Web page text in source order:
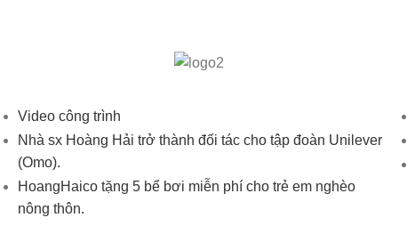
Video công trình
Nhà sx Hoàng Hải trở thành đối tác cho tập đoàn Unilever
(Omo).
HoangHaico tặng 5 bể bơi miễn phí cho trẻ em nghèo
nông thôn.